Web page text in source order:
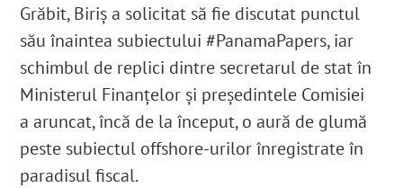
Grăbit, Biriș a solicitat să fie discutat punctul
său înaintea subiectului #PanamaPapers, iar
schimbul de replici dintre secretarul de stat în
Ministerul Finanțelor și președintele Comisiei
a aruncat, încă de la început, o aură de glumă
peste subiectul offshore-urilor înregistrate în
paradisul fiscal.